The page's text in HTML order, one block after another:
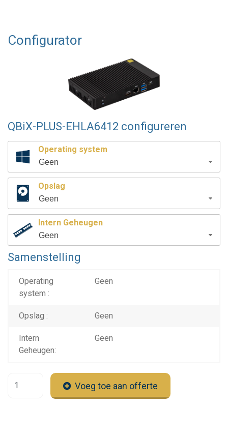
Configurator
QBiX-PLUS-EHLA6412 configureren
Operating system
Geen
Opslag
Geen
Intern Geheugen
Geen
Samenstelling
Operating
system :
Geen
Opslag : Geen
Intern
Geheugen:
Geen
Voeg toe aan offerte